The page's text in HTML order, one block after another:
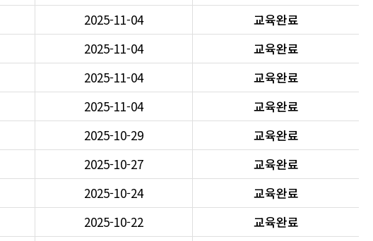
2025-11-04
교육완료
2025-11-04
교육완료
2025-11-04
교육완료
2025-11-04
교육완료
2025-10-29
교육완료
2025-10-27
교육완료
2025-10-24
교육완료
2025-10-22
교육완료